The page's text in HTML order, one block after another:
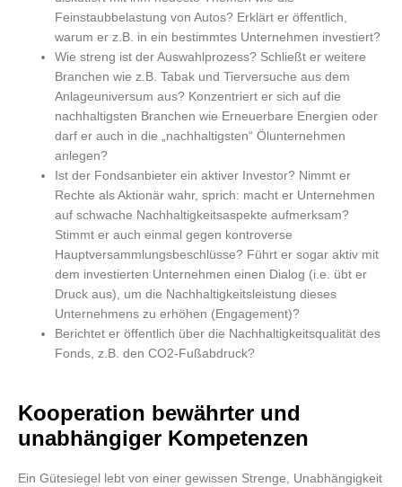
Feinstaubbelastung von Autos? Erklärt er öffentlich,
warum er z.B. in ein bestimmtes Unternehmen investiert?
Wie streng ist der Auswahlprozess? Schließt er weitere
Branchen wie z.B. Tabak und Tierversuche aus dem
Anlageuniversum aus? Konzentriert er sich auf die
nachhaltigsten Branchen wie Erneuerbare Energien oder
darf er auch in die „nachhaltigsten“ Ölunternehmen
anlegen?
Ist der Fondsanbieter ein aktiver Investor? Nimmt er
Rechte als Aktionär wahr, sprich: macht er Unternehmen
auf schwache Nachhaltigkeitsaspekte aufmerksam?
Stimmt er auch einmal gegen kontroverse
Hauptversammlungsbeschlüsse? Führt er sogar aktiv mit
dem investierten Unternehmen einen Dialog (i.e. übt er
Druck aus), um die Nachhaltigkeitsleistung dieses
Unternehmens zu erhöhen (Engagement)?
Berichtet er öffentlich über die Nachhaltigkeitsqualität des
Fonds, z.B. den CO2-Fußabdruck?
Kooperation bewährter und
unabhängiger Kompetenzen
Ein Gütesiegel lebt von einer gewissen Strenge, Unabhängigkeit